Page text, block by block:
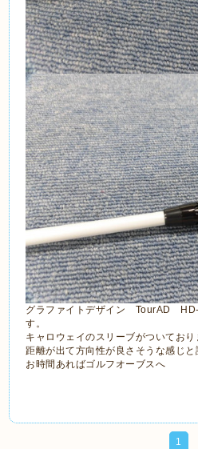
グラファイトデザイン TourAD HD-
す。
キャロウェイのスリーブがついており
距離が出て方向性が良さそうな感じと
お時間あればゴルフオーブスへ
1